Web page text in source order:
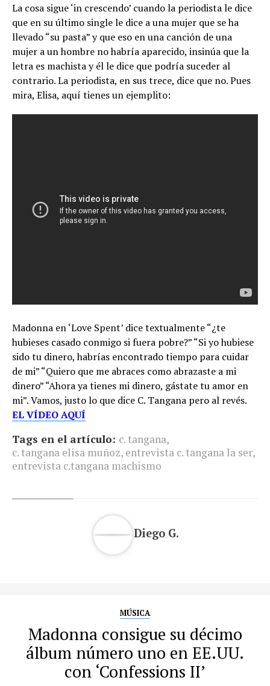
La cosa sigue ‘in crescendo’ cuando la periodista le dice
que en su último single le dice a una mujer que se ha
llevado “su pasta” y que eso en una canción de una
mujer a un hombre no habría aparecido, insinúa que la
letra es machista y él le dice que podría suceder al
contrario. La periodista, en sus trece, dice que no. Pues
mira, Elisa, aquí tienes un ejemplito:
Madonna en ‘Love Spent’ dice textualmente “¿te
hubieses casado conmigo si fuera pobre?” “Si yo hubiese
sido tu dinero, habrías encontrado tiempo para cuidar
de mi” “Quiero que me abraces como abrazaste a mi
dinero” “Ahora ya tienes mi dinero, gástate tu amor en
mi”. Vamos, justo lo que dice C. Tangana pero al revés.
EL VÍDEO AQUÍ
Tags en el artículo: c. tangana,
c. tangana elisa muñoz, entrevista c. tangana la ser,
entrevista c.tangana machismo
Diego G.
MÚSICA
Madonna consigue su décimo
álbum número uno en EE.UU.
con ‘Confessions II’